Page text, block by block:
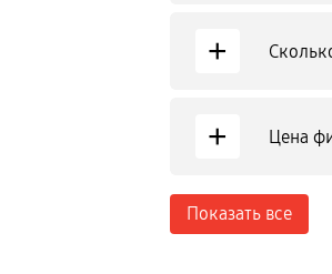
+
+ Цена
Показать все